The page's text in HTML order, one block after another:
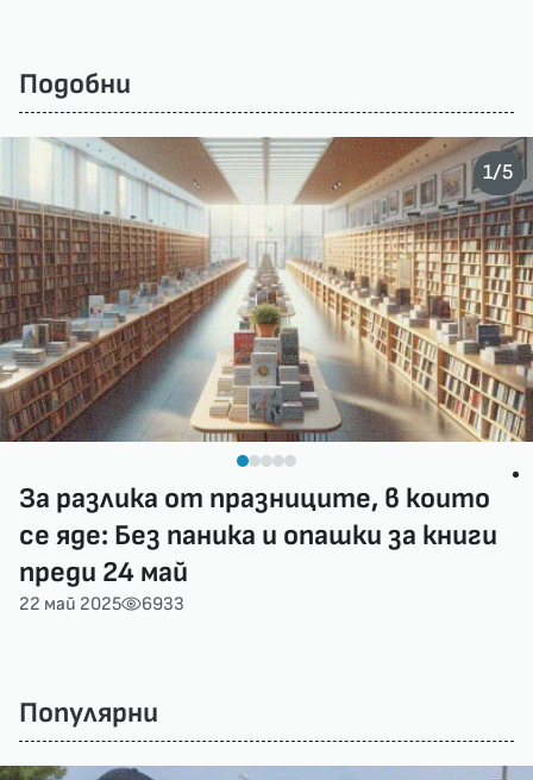
Подобни
За разлика от празниците, в които
се яде: Без паника и опашки за книги
преди 24 май
22 май 2025 6933
1/5
Популярни